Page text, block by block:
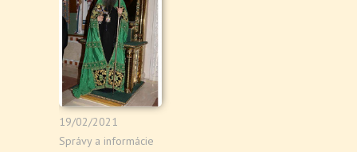
19/02/2021
Správy a informácie